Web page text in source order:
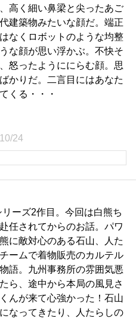
高く細い鼻梁と尖ったあご
建築物みたいな顔だ。端正
なくロボットのような均整
な顔が思い浮かぶ。不快そ
怒ったようににらむ顔。思
かりだ。二言目にはあなた
くる・・・
24
ーズ2作目。今回は白熊ち
任されてからのお話。パワ
に敵対心のある石山、人た
ームで着物販売のカルテル
語。九州事務所の雰囲気悪
ら、途中から本局の風見さ
んが来て心強かった！石山
なってきたり、人たらしの